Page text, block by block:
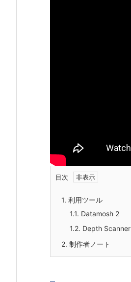
目次
1. 利用ツール
1.1. Datamosh 2
1.2. Depth Scanner
2. 制作者ノート